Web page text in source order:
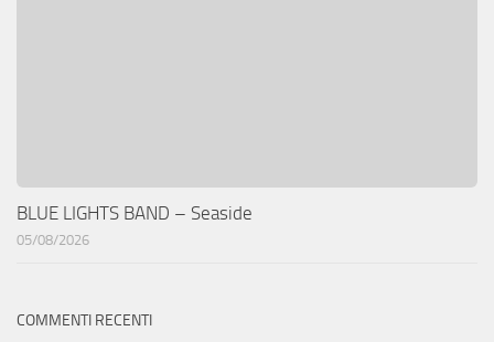
BLUE LIGHTS BAND – Seaside
05/08/2026
COMMENTI RECENTI